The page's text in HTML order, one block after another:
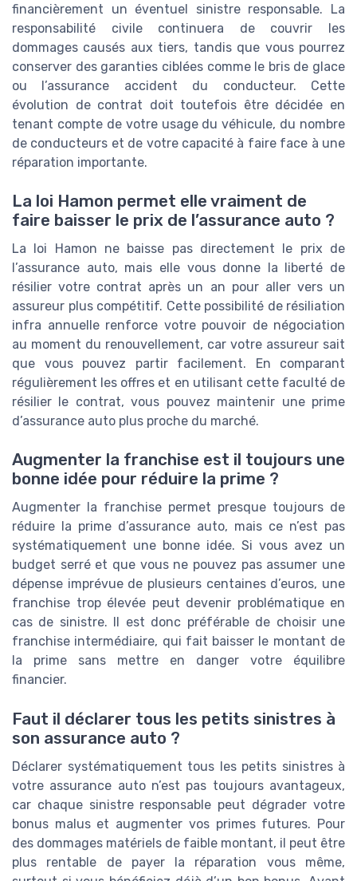
financièrement un éventuel sinistre responsable. La
responsabilité civile continuera de couvrir les
dommages causés aux tiers, tandis que vous pourrez
conserver des garanties ciblées comme le bris de glace
ou l’assurance accident du conducteur. Cette
évolution de contrat doit toutefois être décidée en
tenant compte de votre usage du véhicule, du nombre
de conducteurs et de votre capacité à faire face à une
réparation importante.
La loi Hamon permet elle vraiment de
faire baisser le prix de l’assurance auto ?
La loi Hamon ne baisse pas directement le prix de
l’assurance auto, mais elle vous donne la liberté de
résilier votre contrat après un an pour aller vers un
assureur plus compétitif. Cette possibilité de résiliation
infra annuelle renforce votre pouvoir de négociation
au moment du renouvellement, car votre assureur sait
que vous pouvez partir facilement. En comparant
régulièrement les offres et en utilisant cette faculté de
résilier le contrat, vous pouvez maintenir une prime
d’assurance auto plus proche du marché.
Augmenter la franchise est il toujours une
bonne idée pour réduire la prime ?
Augmenter la franchise permet presque toujours de
réduire la prime d’assurance auto, mais ce n’est pas
systématiquement une bonne idée. Si vous avez un
budget serré et que vous ne pouvez pas assumer une
dépense imprévue de plusieurs centaines d’euros, une
franchise trop élevée peut devenir problématique en
cas de sinistre. Il est donc préférable de choisir une
franchise intermédiaire, qui fait baisser le montant de
la prime sans mettre en danger votre équilibre
financier.
Faut il déclarer tous les petits sinistres à
son assurance auto ?
Déclarer systématiquement tous les petits sinistres à
votre assurance auto n’est pas toujours avantageux,
car chaque sinistre responsable peut dégrader votre
bonus malus et augmenter vos primes futures. Pour
des dommages matériels de faible montant, il peut être
plus rentable de payer la réparation vous même,